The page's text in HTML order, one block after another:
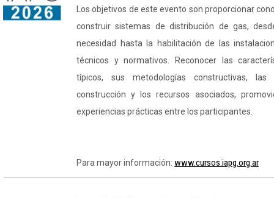
Los objetivos de este evento son proporcionar
construir sistemas de distribución de gas,
necesidad hasta la habilitación de las
técnicos y normativos. Reconocer las
típicos, sus metodologías constructivas,
construcción y los recursos asociados,
experiencias prácticas entre los participantes.
Para mayor información: www.cursos.iapg.org.ar